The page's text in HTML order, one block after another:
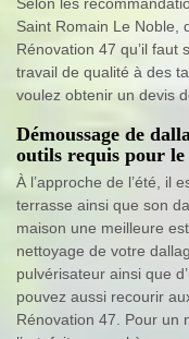
Saint Romain Le Noble,
Rénovation 47 qu’il faut
travail de qualité à des
voulez obtenir un devis
Démoussage de
outils requis pour le
À l’approche de l’été, il
terrasse ainsi que son
maison une meilleure
nettoyage de votre
pulvérisateur ainsi que
pouvez aussi recourir
Rénovation 47. Pour un